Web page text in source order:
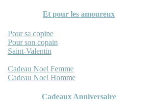
Et pour les amoureux
Pour sa copine
Pour son copain
Saint-Valentin
Cadeau Noel Femme
Cadeau Noel Homme
Cadeaux Anniversaire